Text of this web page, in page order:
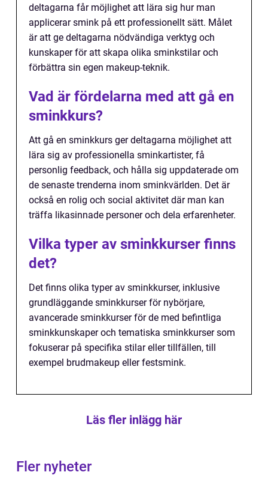
deltagarna får möjlighet att lära sig hur man
applicerar smink på ett professionellt sätt. Målet
är att ge deltagarna nödvändiga verktyg och
kunskaper för att skapa olika sminkstilar och
förbättra sin egen makeup-teknik.
Vad är fördelarna med att gå en
sminkkurs?
Att gå en sminkkurs ger deltagarna möjlighet att
lära sig av professionella sminkartister, få
personlig feedback, och hålla sig uppdaterade om
de senaste trenderna inom sminkvärlden. Det är
också en rolig och social aktivitet där man kan
träffa likasinnade personer och dela erfarenheter.
Vilka typer av sminkkurser finns
det?
Det finns olika typer av sminkkurser, inklusive
grundläggande sminkkurser för nybörjare,
avancerade sminkkurser för de med befintliga
sminkkunskaper och tematiska sminkkurser som
fokuserar på specifika stilar eller tillfällen, till
exempel brudmakeup eller festsmink.
Läs fler inlägg här
Fler nyheter